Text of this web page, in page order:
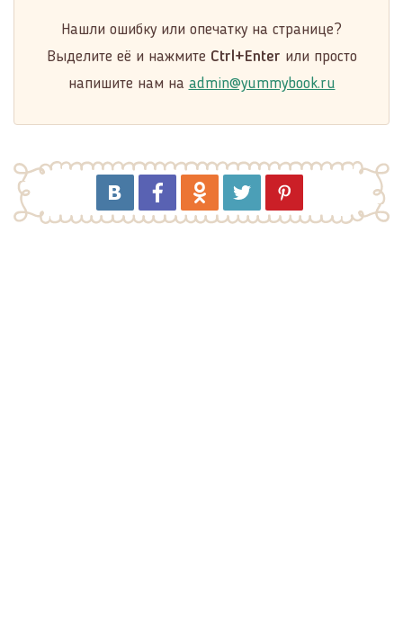
Нашли ошибку или опечатку на странице?
Выделите её и нажмите Ctrl+Enter или просто
напишите нам на admin@yummybook.ru